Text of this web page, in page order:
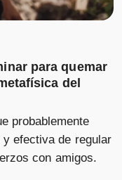
para quemar
del
probablemente
efectiva de regular
con amigos.